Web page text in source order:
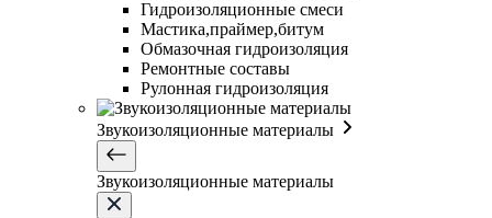
Гидроизоляционные смеси
Мастика,праймер,битум
Обмазочная гидроизоляция
Ремонтные составы
Рулонная гидроизоляция
Звукоизоляционные материалы
Звукоизоляционные материалы